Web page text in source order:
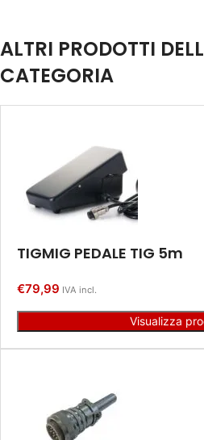
ALTRI PRODOTTI
CATEGORIA
TIGMIG PEDALE TIG 5m
€79,99 IVA incl.
Visualizza